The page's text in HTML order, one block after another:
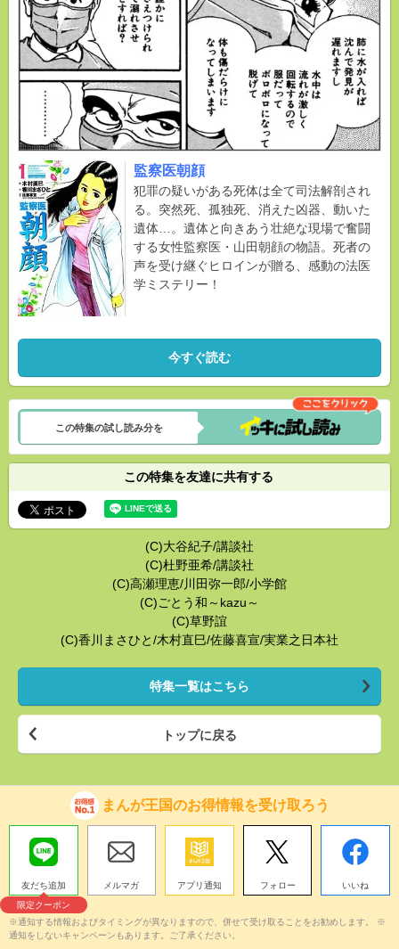
監察医朝顔
犯罪の疑いがある死体は全て司法解剖され
る。突然死、孤独死、消えた凶器、動いた
遺体…。遺体と向きあう壮絶な現場で奮闘
する女性監察医・山田朝顔の物語。死者の
声を受け継ぐヒロインが贈る、感動の法医
学ミステリー！
今すぐ読む
この特集の試し読み分を
この特集を友達に共有する
(C)大谷紀子/講談社
(C)杜野亜希/講談社
(C)高瀬理恵/川田弥一郎/小学館
(C)ごとう和～kazu～
(C)草野誼
(C)香川まさひと/木村直巳/佐藤喜宣/実業之日本社
特集一覧はこちら
トップに戻る
まんが王国のお得情報を受け取ろう
友だち追加
限定クーポン
メルマガ アプリ通知 フォロー いいね
※通知する情報およびタイミングが異なりますので、併せて受け取ることをお勧めします。 ※
通知をしないキャンペーンもあります。ご了承ください。